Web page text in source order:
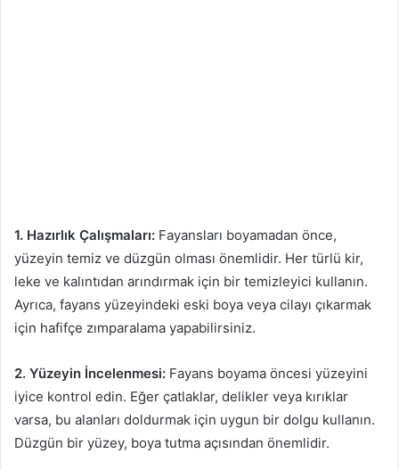
1. Hazırlık Çalışmaları: Fayansları boyamadan önce,
yüzeyin temiz ve düzgün olması önemlidir. Her türlü kir,
leke ve kalıntıdan arındırmak için bir temizleyici kullanın.
Ayrıca, fayans yüzeyindeki eski boya veya cilayı çıkarmak
için hafifçe zımparalama yapabilirsiniz.
2. Yüzeyin İncelenmesi: Fayans boyama öncesi yüzeyini
iyice kontrol edin. Eğer çatlaklar, delikler veya kırıklar
varsa, bu alanları doldurmak için uygun bir dolgu kullanın.
Düzgün bir yüzey, boya tutma açısından önemlidir.